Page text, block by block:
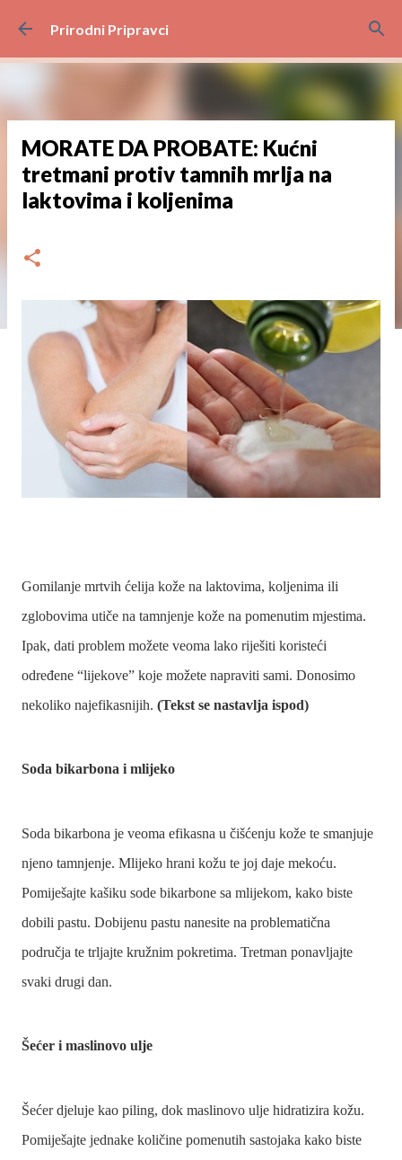
Preskoči na glavni sadržaj
Prirodni Pripravci
MORATE DA PROBATE: Kućni
tretmani protiv tamnih mrlja na
laktovima i koljenima
Gomilanje mrtvih ćelija kože na laktovima, koljenima ili
zglobovima utiče na tamnjenje kože na pomenutim mjestima.
Ipak, dati problem možete veoma lako riješiti koristeći
određene “lijekove” koje možete napraviti sami. Donosimo
nekoliko najefikasnijih. (Tekst se nastavlja ispod)
Soda bikarbona i mlijeko
Soda bikarbona je veoma efikasna u čišćenju kože te smanjuje
njeno tamnjenje. Mlijeko hrani kožu te joj daje mekoću.
Pomiješajte kašiku sode bikarbone sa mlijekom, kako biste
dobili pastu. Dobijenu pastu nanesite na problematična
područja te trljajte kružnim pokretima. Tretman ponavljajte
svaki drugi dan.
Šećer i maslinovo ulje
Šećer djeluje kao piling, dok maslinovo ulje hidratizira kožu.
Pomiješajte jednake količine pomenutih sastojaka kako biste